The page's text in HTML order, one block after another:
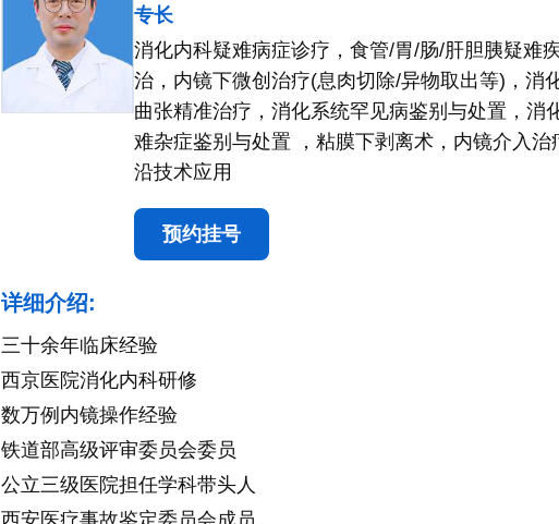
专长
消化内科疑难病症诊疗，食管/胃/肠/肝胆胰疑难
治，内镜下微创治疗(息肉切除/异物取出等)，消
曲张精准治疗，消化系统罕见病鉴别与处置，消
难杂症鉴别与处置 ，粘膜下剥离术，内镜介入治
沿技术应用
预约挂号
详细介绍:
三十余年临床经验
西京医院消化内科研修
数万例内镜操作经验
铁道部高级评审委员会委员
公立三级医院担任学科带头人